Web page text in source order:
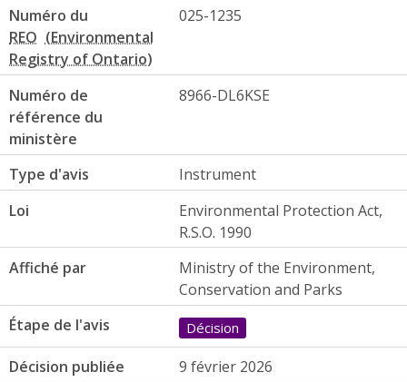
Numéro du
REO
025-1235
Numéro de
référence du
ministère
8966-DL6KSE
Type d'avis
Instrument
Loi
Environmental Protection Act,
R.S.O. 1990
Affiché par
Ministry of the Environment,
Conservation and Parks
Étape de l'avis
Décision
Décision publiée
9 février 2026